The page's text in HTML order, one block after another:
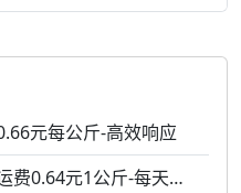
元每公斤-高效响应
乌鲁木齐到毕节物流专线-运费0.64元1公斤-每天发车